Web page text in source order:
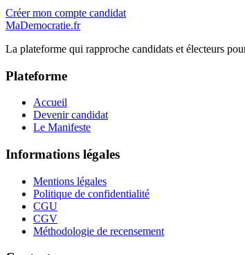
Créer mon compte candidat
MaDemocratie.fr
La plateforme qui rapproche candidats et électeurs
Plateforme
Accueil
Devenir candidat
Le Manifeste
Informations légales
Mentions légales
Politique de confidentialité
CGU
CGV
Méthodologie de recensement